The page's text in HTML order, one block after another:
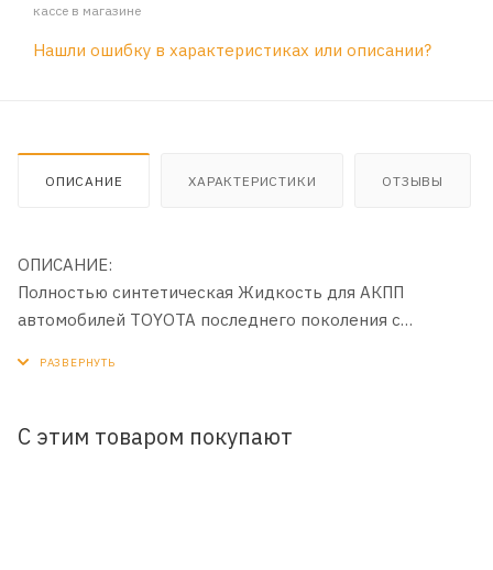
кассе в магазине
Нашли ошибку в характеристиках или описании?
ОПИСАНИЕ ХАРАКТЕРИСТИКИ ОТЗЫВЫ
ОПИСАНИЕ:
Полностью синтетическая Жидкость для АКПП
автомобилей TOYOTA последнего поколения с
С этим товаром покупают